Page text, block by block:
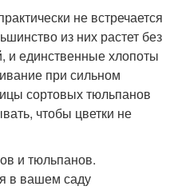
не встречается
из них растет без
и единственные хлопоты
при сильном
сортовых тюльпанов
чтобы цветки не